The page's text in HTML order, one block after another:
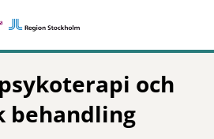
och
behandling